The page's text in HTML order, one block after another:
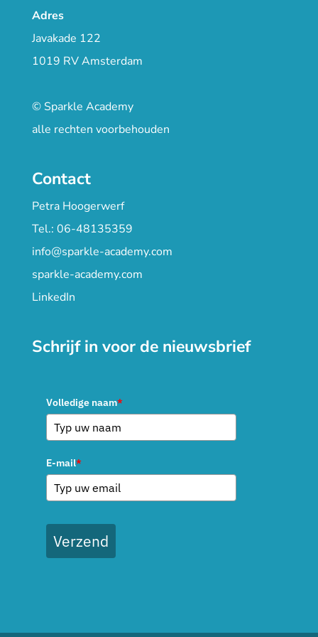
Adres
Javakade 122
1019 RV Amsterdam
© Sparkle Academy
alle rechten voorbehouden
Contact
Petra Hoogerwerf
Tel.: 06-48135359
info@sparkle-academy.com
sparkle-academy.com
LinkedIn
Schrijf in voor de nieuwsbrief
Volledige naam*
E-mail*
Verzend